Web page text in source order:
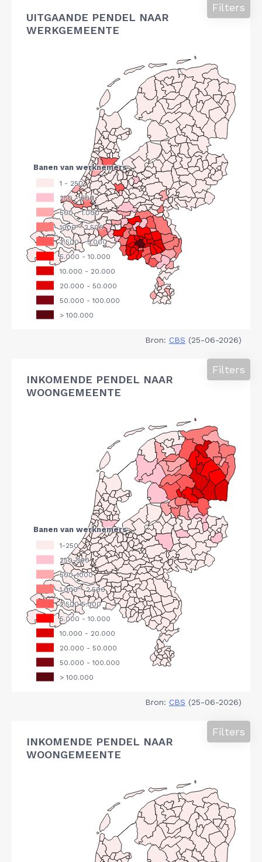
UITGAANDE PENDEL NAAR
WERKGEMEENTE
Filters
Bron: CBS (25-06-2026)
INKOMENDE PENDEL NAAR
WOONGEMEENTE
Filters
Bron: CBS (25-06-2026)
INKOMENDE PENDEL NAAR
WOONGEMEENTE
Filters